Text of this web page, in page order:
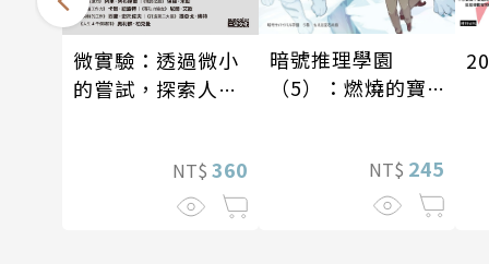
微實驗：透過微小
的嘗試，探索人生
NT$ 360
暗號推理學園
（5）：燃燒的寶
NT$ 245